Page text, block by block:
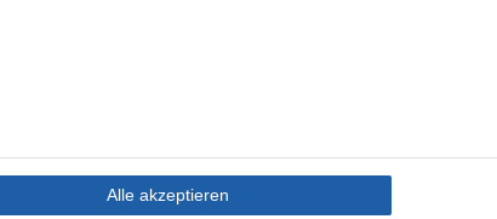
Alle akzeptieren